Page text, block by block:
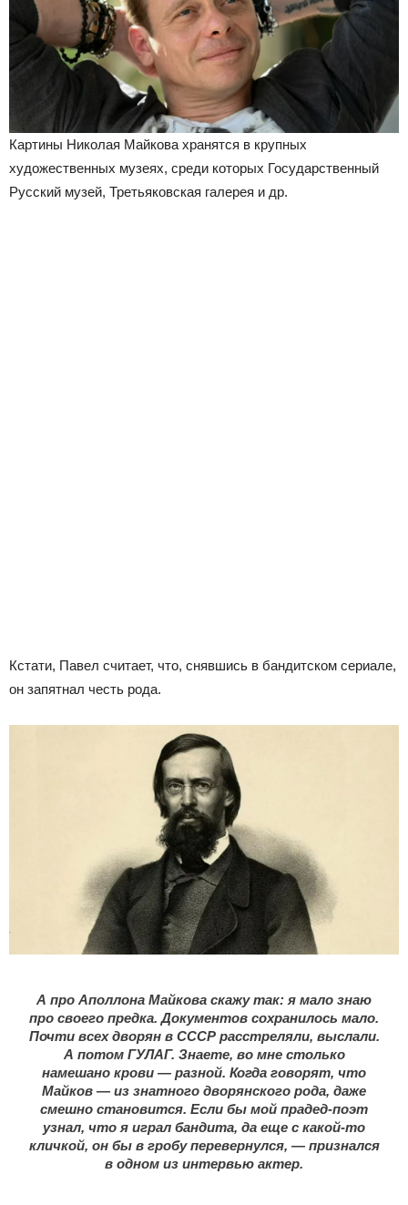
Картины Николая Майкова хранятся в крупных
художественных музеях, среди которых Государственный
Русский музей, Третьяковская галерея и др.
Кстати, Павел считает, что, снявшись в бандитском сериале,
он запятнал честь рода.
А про Аполлона Майкова скажу так: я мало знаю
про своего предка. Документов сохранилось мало.
Почти всех дворян в СССР расстреляли, выслали.
А потом ГУЛАГ. Знаете, во мне столько
намешано крови — разной. Когда говорят, что
Майков — из знатного дворянского рода, даже
смешно становится. Если бы мой прадед-поэт
узнал, что я играл бандита, да еще с какой-то
кличкой, он бы в гробу перевернулся, — признался
в одном из интервью актер.